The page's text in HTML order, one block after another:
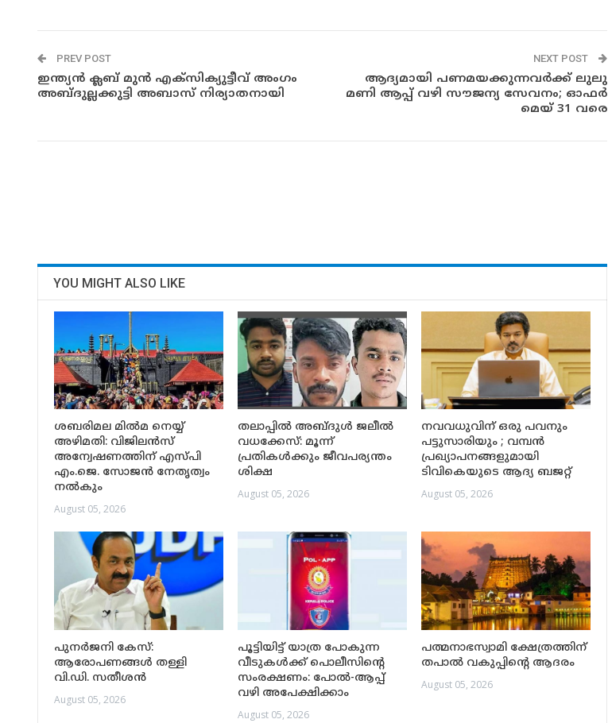
PREV POST
ഇന്ത്യൻ ക്ലബ് മുൻ എക്സിക്യുട്ടീവ് അംഗം
അബ്ദുല്ലക്കുട്ടി അബാസ് നിര്യാതനായി
NEXT POST
ആദ്യമായി പണമയക്കുന്നവർക്ക് ലുലു
മണി ആപ്പ് വഴി സൗജന്യ സേവനം; ഓഫർ
മെയ് 31 വരെ
YOU MIGHT ALSO LIKE
ശബരിമല മിൽമ നെയ്യ്
അഴിമതി: വിജിലൻസ്
അന്വേഷണത്തിന് എസ്പി
എം.ജെ. സോജൻ നേതൃത്വം
നൽകും
August 05, 2026
തലാപ്പിൽ അബ്ദുൾ ജലീൽ
വധക്കേസ്: മൂന്ന്
പ്രതികൾക്കും ജീവപര്യന്തം
ശിക്ഷ
August 05, 2026
നവവധുവിന് ഒരു പവനും
പട്ടുസാരിയും ; വമ്പന്‍
പ്രഖ്യാപനങ്ങളുമായി
ടിവികെയുടെ ആദ്യ ബജറ്റ്
August 05, 2026
പുനർജനി കേസ്:
ആരോപണങ്ങൾ തള്ളി
വി.ഡി. സതീശൻ
August 05, 2026
പൂട്ടിയിട്ട് യാത്ര പോകുന്ന
വീടുകൾക്ക് പൊലീസിന്റെ
സംരക്ഷണം: പോൽ-ആപ്പ്
വഴി അപേക്ഷിക്കാം
August 05, 2026
പത്മനാഭസ്വാമി ക്ഷേത്രത്തിന്
തപാൽ വകുപ്പിന്റെ ആദരം
August 05, 2026